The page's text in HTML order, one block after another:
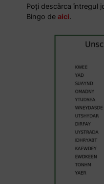
Poți descărca întregul
Bingo deaici.